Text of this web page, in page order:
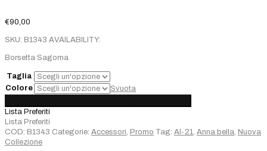
€90,00
SKU: B1343 AVAILABILITY:
Borsetta Sagoma
Taglia
Colore
Svuota
Sagomata
quantità
Lista Preferiti
Lista Preferiti
COD: B1343 Categorie: Accessori, Promo Tag: AI-21, Anna bella, Nuova
Collezione